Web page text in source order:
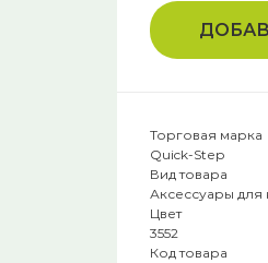
Торговая марка
Quick-Step
Вид товара
Аксессуары
Цвет
3552
Код товара